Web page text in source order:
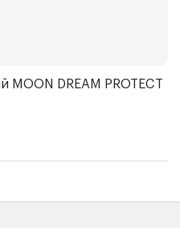
MOON DREAM PROTECT